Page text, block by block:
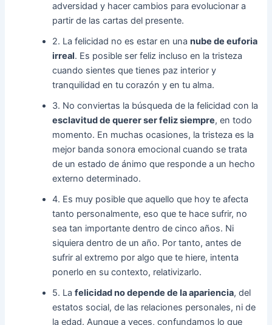
adversidad y hacer cambios para evolucionar a
partir de las cartas del presente.
2. La felicidad no es estar en unanube de euforia
irreal. Es posible ser feliz incluso en la tristeza
cuando sientes que tienes paz interior y
tranquilidad en tu corazón y en tu alma.
3. No conviertas la búsqueda de la felicidad con la
esclavitud de querer ser feliz siempre, en todo
momento. En muchas ocasiones, la tristeza es la
mejor banda sonora emocional cuando se trata
de un estado de ánimo que responde a un hecho
externo determinado.
4. Es muy posible que aquello que hoy te afecta
tanto personalmente, eso que te hace sufrir, no
sea tan importante dentro de cinco años. Ni
siquiera dentro de un año. Por tanto, antes de
sufrir al extremo por algo que te hiere, intenta
ponerlo en su contexto, relativizarlo.
5. Lafelicidad no depende de la apariencia, del
estatos social, de las relaciones personales, ni de
la edad. Aunque a veces, confundamos lo que